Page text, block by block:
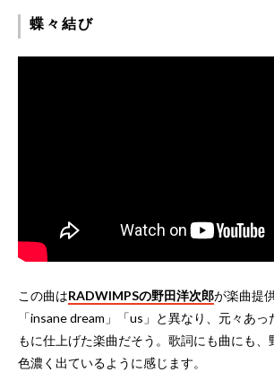
蝶々結び
この曲はRADWIMPSの野田洋次郎が楽曲提
「insane dream」「us」と異なり、元々あ
もに仕上げた楽曲だそう。歌詞にも曲にも
色濃く出ているように感じます。